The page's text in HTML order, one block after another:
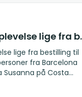
Rigtig
lige fra bestilling til
på Costa